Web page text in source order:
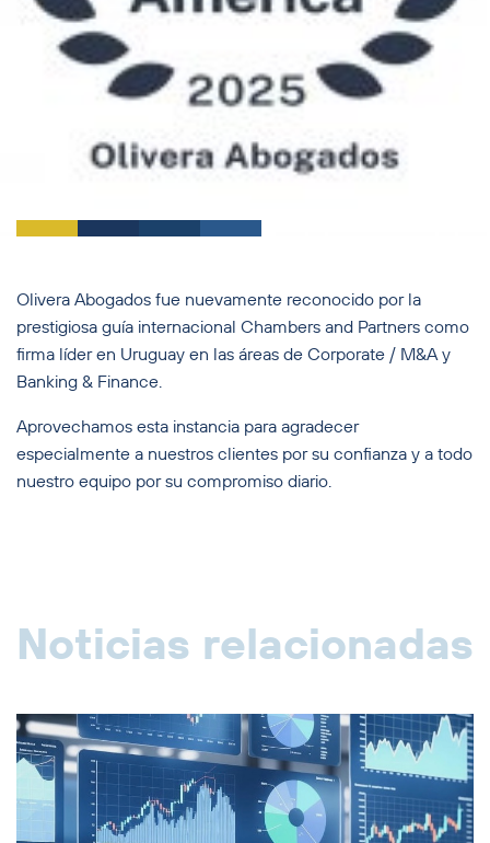
Olivera Abogados fue nuevamente reconocido por la
prestigiosa guía internacional Chambers and Partners como
firma líder en Uruguay en las áreas de Corporate / M&A y
Banking & Finance.
Aprovechamos esta instancia para agradecer
especialmente a nuestros clientes por su confianza y a todo
nuestro equipo por su compromiso diario.
Noticias relacionadas